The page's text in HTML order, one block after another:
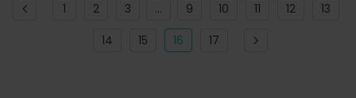
1 2 3 ... 9 10 11 12
13
14
15 16 17